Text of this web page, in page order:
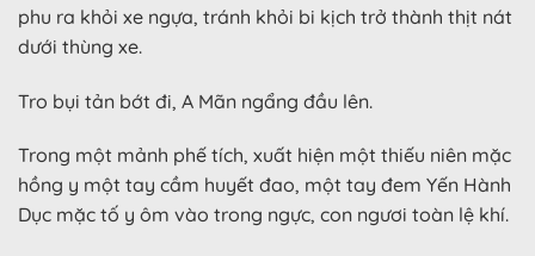
phu ra khỏi xe ngựa, tránh khỏi bi kịch trở thành thịt nát
dưới thùng xe.
Tro bụi tản bớt đi, A Mãn ngẩng đầu lên.
Trong một mảnh phế tích, xuất hiện một thiếu niên mặc
hồng y một tay cầm huyết đao, một tay đem Yến Hành
Dục mặc tố y ôm vào trong ngực, con ngươi toàn lệ khí.